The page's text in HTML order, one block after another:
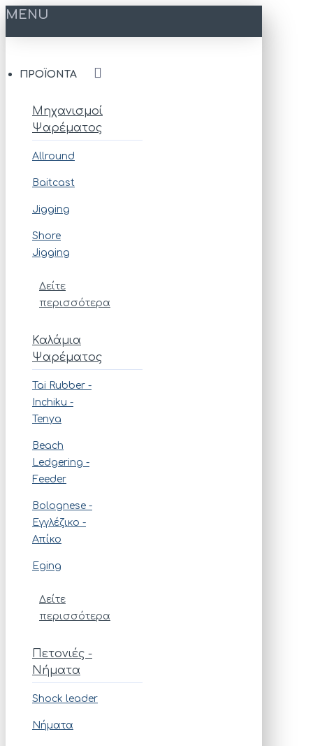
MENU
ΠΡΟΪΌΝΤΑ
Μηχανισμοί
Ψαρέματος
Allround
Baitcast
Jigging
Shore
Jigging
Δείτε
περισσότερα
Καλάμια
Ψαρέματος
Tai Rubber -
Ιnchiku -
Tenya
Beach
Ledgering -
Feeder
Bolognese -
Εγγλέζικο -
Απίκο
Eging
Δείτε
περισσότερα
Πετονιές -
Νήματα
Shock leader
Νήματα